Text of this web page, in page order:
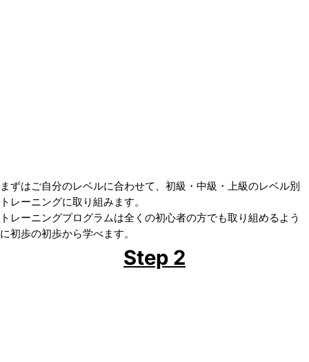
まずはご自分のレベルに合わせて、初級・中級・上級のレベル別
トレーニングに取り組みます。
トレーニングプログラムは全くの初心者の方でも取り組めるよう
に初歩の初歩から学べます。
Step 2